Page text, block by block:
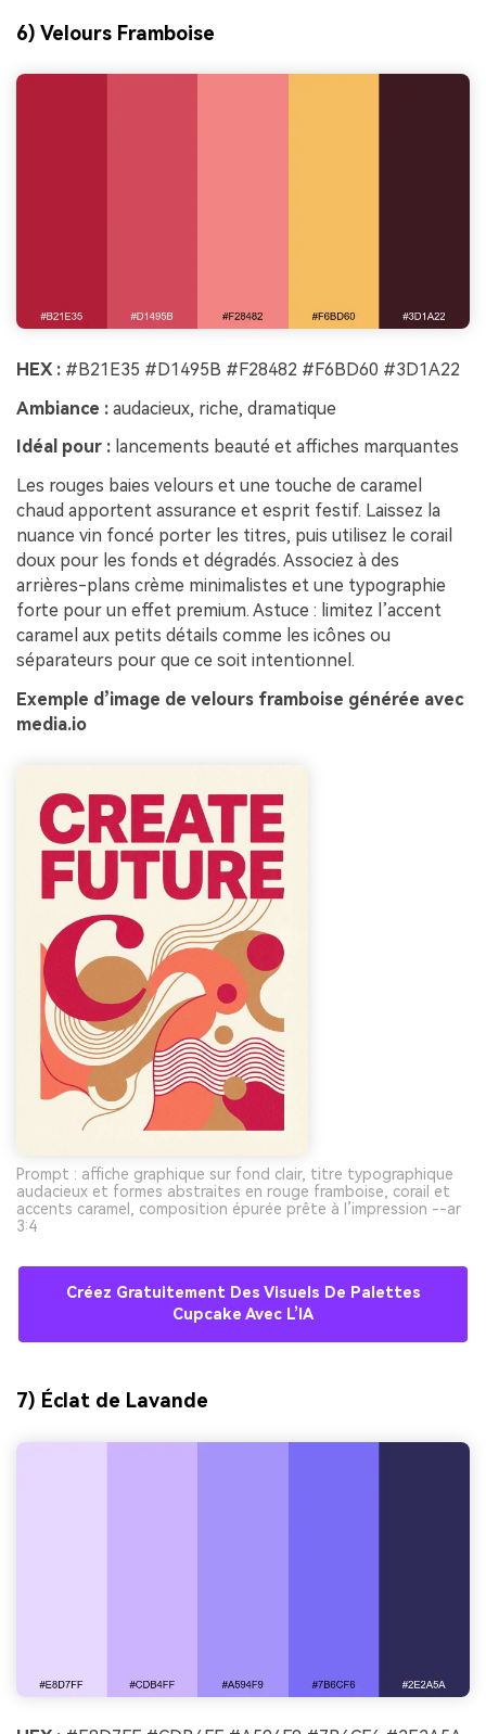
6) Velours Framboise
HEX : #B21E35 #D1495B #F28482 #F6BD60 #3D1A22
Ambiance : audacieux, riche, dramatique
Idéal pour : lancements beauté et affiches marquantes
Les rouges baies velours et une touche de caramel
chaud apportent assurance et esprit festif. Laissez la
nuance vin foncé porter les titres, puis utilisez le corail
doux pour les fonds et dégradés. Associez à des
arrières-plans crème minimalistes et une typographie
forte pour un effet premium. Astuce : limitez l’accent
caramel aux petits détails comme les icônes ou
séparateurs pour que ce soit intentionnel.
Exemple d’image de velours framboise générée avec
media.io
Prompt : affiche graphique sur fond clair, titre typographique
audacieux et formes abstraites en rouge framboise, corail et
accents caramel, composition épurée prête à l’impression --ar
3:4
Créez Gratuitement Des Visuels De Palettes
Cupcake Avec L’IA
7) Éclat de Lavande